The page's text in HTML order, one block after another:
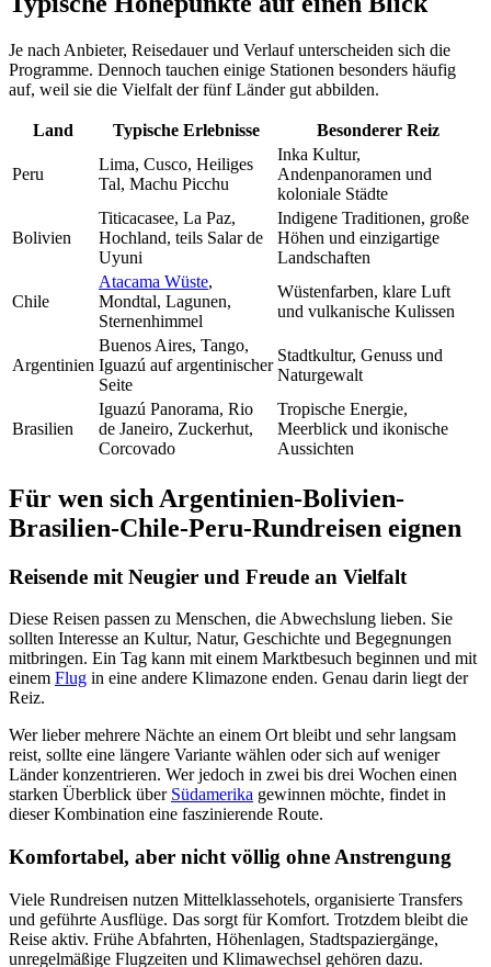
Je nach Anbieter, Reisedauer und Verlauf unterscheiden sich die
Programme. Dennoch tauchen einige Stationen besonders häufig
auf, weil sie die Vielfalt der fünf Länder gut abbilden.
Land Typische Erlebnisse Besonderer Reiz
Peru
Lima, Cusco, Heiliges
Tal, Machu Picchu
Inka Kultur,
Andenpanoramen und
koloniale Städte
Bolivien
Titicacasee, La Paz,
Hochland, teils Salar de
Uyuni
Indigene Traditionen, große
Höhen und einzigartige
Landschaften
Chile
Atacama Wüste,
Mondtal, Lagunen,
Sternenhimmel
Wüstenfarben, klare Luft
und vulkanische Kulissen
Argentinien
Buenos Aires, Tango,
Iguazú auf argentinischer
Seite
Stadtkultur, Genuss und
Naturgewalt
Brasilien
Iguazú Panorama, Rio
de Janeiro, Zuckerhut,
Corcovado
Tropische Energie,
Meerblick und ikonische
Aussichten
Für wen sich Argentinien-Bolivien-
Brasilien-Chile-Peru-Rundreisen eignen
Reisende mit Neugier und Freude an Vielfalt
Diese Reisen passen zu Menschen, die Abwechslung lieben. Sie
sollten Interesse an Kultur, Natur, Geschichte und Begegnungen
mitbringen. Ein Tag kann mit einem Marktbesuch beginnen und mit
einem Flug in eine andere Klimazone enden. Genau darin liegt der
Reiz.
Wer lieber mehrere Nächte an einem Ort bleibt und sehr langsam
reist, sollte eine längere Variante wählen oder sich auf weniger
Länder konzentrieren. Wer jedoch in zwei bis drei Wochen einen
starken Überblick über Südamerika gewinnen möchte, findet in
dieser Kombination eine faszinierende Route.
Komfortabel, aber nicht völlig ohne Anstrengung
Viele Rundreisen nutzen Mittelklassehotels, organisierte Transfers
und geführte Ausflüge. Das sorgt für Komfort. Trotzdem bleibt die
Reise aktiv. Frühe Abfahrten, Höhenlagen, Stadtspaziergänge,
unregelmäßige Flugzeiten und Klimawechsel gehören dazu.